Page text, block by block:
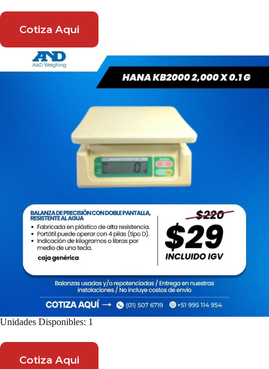
Cotiza Aqui
Unidades Disponibles: 1
Cotiza Aqui